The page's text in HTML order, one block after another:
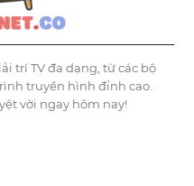
trí TV đa dạng, từ các bộ
truyền hình đỉnh cao.
vời ngay hôm nay!